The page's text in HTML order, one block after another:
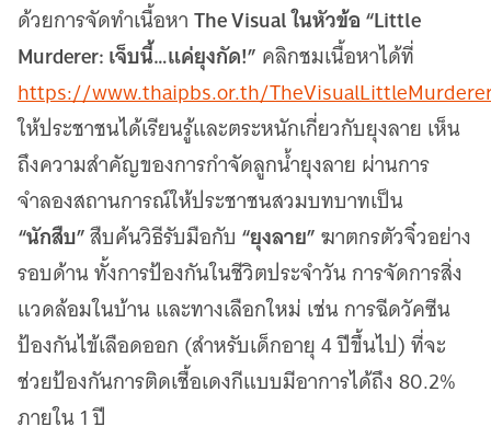
ด้วยการจัดทำเนื้อหาThe Visual ในหัวข้อ “Little
Murderer: เจ็บนี้…แค่ยุงกัด!” คลิกชมเนื้อหาได้ที่
https://www.thaipbs.or.th/
ให้ประชาชนได้เรียนรู้และตระหนักเกี่ยวกับยุงลาย เห็น
ถึงความสำคัญของการกำจัดลูกน้ำยุงลาย ผ่านการ
จำลองสถานการณ์ให้ประชาชนสวมบทบาทเป็น
“นักสืบ”สืบค้นวิธีรับมือกับ “ยุงลาย”ฆาตกรตัวจิ๋วอย่าง
รอบด้าน ทั้งการป้องกันในชีวิตประจำวัน การจัดการสิ่ง
แวดล้อมในบ้าน และทางเลือกใหม่ เช่น การฉีดวัคซีน
ป้องกันไข้เลือดออก (สำหรับเด็กอายุ 4 ปีขึ้นไป) ที่จะ
ช่วยป้องกันการติดเชื้อเดงกีแบบมีอาการได้ถึง 80.2%
ภายใน 1 ปี